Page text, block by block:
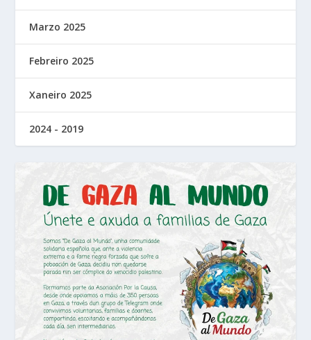
Marzo 2025
Febreiro 2025
Xaneiro 2025
2024 - 2019